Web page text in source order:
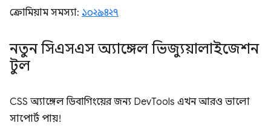
ক্রোমিয়াম সমস্যা: ১০২৯৪২৭
নতুন সিএসএস অ্যাঙ্গেল ভিজ্যুয়ালাইজেশন
টুল
CSS অ্যাঙ্গেল ডিবাগিংয়ের জন্য DevTools এখন আরও ভালো
সাপোর্ট পায়!